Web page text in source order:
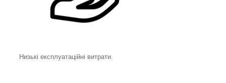
Низькі експлуатаційні витрати.